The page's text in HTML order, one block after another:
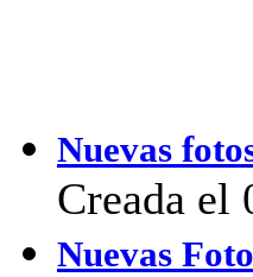
Nuevas
Creada
Nuevas